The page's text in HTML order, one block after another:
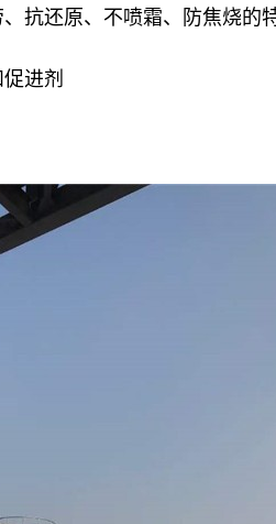
抗还原、不喷霜、防焦烧的
进剂